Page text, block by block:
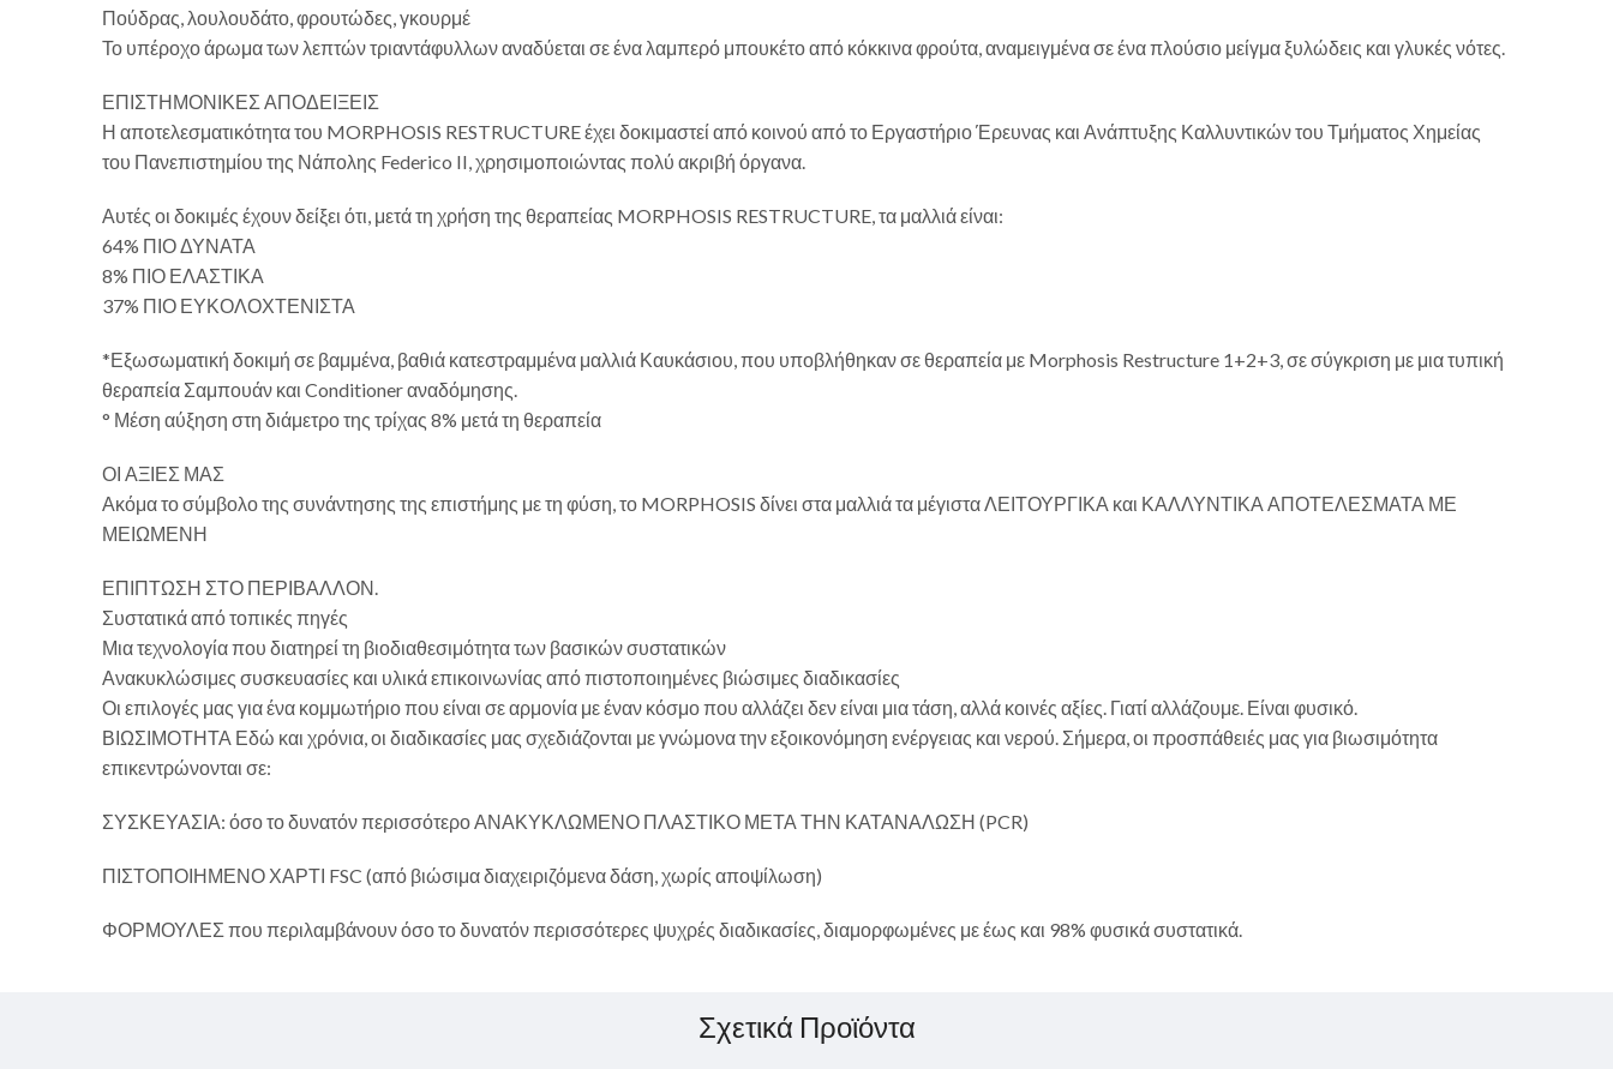
Πούδρας, λουλουδάτο, φρουτώδες, γκουρμέ
Το υπέροχο άρωμα των λεπτών τριαντάφυλλων αναδύεται σε ένα λαμπερό μπουκέτο από κόκκινα φρούτα, αναμειγμένα σε ένα πλούσιο μείγμα ξυλώδεις και γλυκές νότες.
ΕΠΙΣΤΗΜΟΝΙΚΕΣ ΑΠΟΔΕΙΞΕΙΣ
Η αποτελεσματικότητα του MORPHOSIS RESTRUCTURE έχει δοκιμαστεί από κοινού από το Εργαστήριο Έρευνας και Ανάπτυξης Καλλυντικών του Τμήματος Χημείας
του Πανεπιστημίου της Νάπολης Federico II, χρησιμοποιώντας πολύ ακριβή όργανα.
Αυτές οι δοκιμές έχουν δείξει ότι, μετά τη χρήση της θεραπείας MORPHOSIS RESTRUCTURE, τα μαλλιά είναι:
64% ΠΙΟ ΔΥΝΑΤΑ
8% ΠΙΟ ΕΛΑΣΤΙΚΑ
37% ΠΙΟ ΕΥΚΟΛΟΧΤΕΝΙΣΤΑ
*Εξωσωματική δοκιμή σε βαμμένα, βαθιά κατεστραμμένα μαλλιά Καυκάσιου, που υποβλήθηκαν σε θεραπεία με Morphosis Restructure 1+2+3, σε σύγκριση με μια τυπική
θεραπεία Σαμπουάν και Conditioner αναδόμησης.
° Μέση αύξηση στη διάμετρο της τρίχας 8% μετά τη θεραπεία
ΟΙ ΑΞΙΕΣ ΜΑΣ
Ακόμα το σύμβολο της συνάντησης της επιστήμης με τη φύση, το MORPHOSIS δίνει στα μαλλιά τα μέγιστα ΛΕΙΤΟΥΡΓΙΚΑ και ΚΑΛΛΥΝΤΙΚΑ ΑΠΟΤΕΛΕΣΜΑΤΑ ΜΕ
ΜΕΙΩΜΕΝΗ
ΕΠΙΠΤΩΣΗ ΣΤΟ ΠΕΡΙΒΑΛΛΟΝ.
Συστατικά από τοπικές πηγές
Μια τεχνολογία που διατηρεί τη βιοδιαθεσιμότητα των βασικών συστατικών
Ανακυκλώσιμες συσκευασίες και υλικά επικοινωνίας από πιστοποιημένες βιώσιμες διαδικασίες
Οι επιλογές μας για ένα κομμωτήριο που είναι σε αρμονία με έναν κόσμο που αλλάζει δεν είναι μια τάση, αλλά κοινές αξίες. Γιατί αλλάζουμε. Είναι φυσικό.
ΒΙΩΣΙΜΟΤΗΤΑ Εδώ και χρόνια, οι διαδικασίες μας σχεδιάζονται με γνώμονα την εξοικονόμηση ενέργειας και νερού. Σήμερα, οι προσπάθειές μας για βιωσιμότητα
επικεντρώνονται σε:
ΣΥΣΚΕΥΑΣΙΑ: όσο το δυνατόν περισσότερο ΑΝΑΚΥΚΛΩΜΕΝΟ ΠΛΑΣΤΙΚΟ ΜΕΤΑ ΤΗΝ ΚΑΤΑΝΑΛΩΣΗ (PCR)
ΠΙΣΤΟΠΟΙΗΜΕΝΟ ΧΑΡΤΙ FSC (από βιώσιμα διαχειριζόμενα δάση, χωρίς αποψίλωση)
ΦΟΡΜΟΥΛΕΣ που περιλαμβάνουν όσο το δυνατόν περισσότερες ψυχρές διαδικασίες, διαμορφωμένες με έως και 98% φυσικά συστατικά.
Σχετικά Προϊόντα